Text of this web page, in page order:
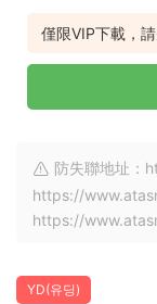
僅限VIP下載，
防失聯地址：
https://
https://
YD(유딩)